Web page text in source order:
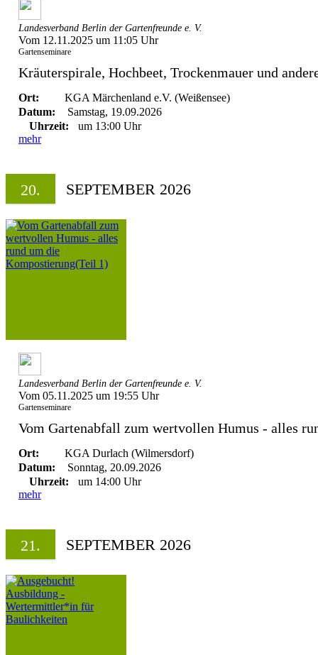
Landesverband Berlin der Gartenfreunde e. V.
Vom 12.11.2025 um 11:05 Uhr
Gartenseminare
Kräuterspirale, Hochbeet, Trockenmauer und
Ort:
KGA Märchenland e.V. (Weißensee)
Datum:
Samstag, 19.09.2026
Uhrzeit:
um 13:00 Uhr
mehr
20. SEPTEMBER 2026
Landesverband Berlin der Gartenfreunde e. V.
Vom 05.11.2025 um 19:55 Uhr
Gartenseminare
Vom Gartenabfall zum wertvollen Humus - alles
Ort:
KGA Durlach (Wilmersdorf)
Datum:
Sonntag, 20.09.2026
Uhrzeit:
um 14:00 Uhr
mehr
21. SEPTEMBER 2026